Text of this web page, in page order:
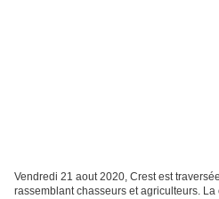
Vendredi 21 aout 2020, Crest est
rassemblant chasseurs et agriculteurs.